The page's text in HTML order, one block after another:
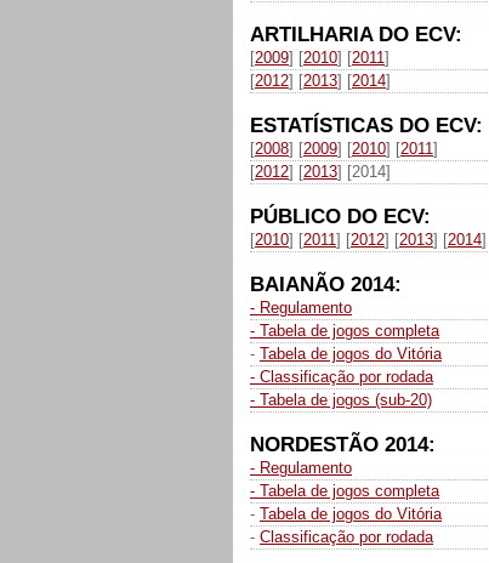
ARTILHARIA DO ECV:
[2009] [2010] [2011]
[2012] [2013] [2014]
ESTATÍSTICAS DO ECV:
[2008] [2009] [2010] [2011]
[2012] [2013] [2014]
PÚBLICO DO ECV:
[2010] [2011] [2012] [2013] [2014]
BAIANÃO 2014:
- Regulamento
- Tabela de jogos completa
- Tabela de jogos do Vitória
- Classificação por rodada
- Tabela de jogos (sub-20)
NORDESTÃO 2014:
- Regulamento
- Tabela de jogos completa
- Tabela de jogos do Vitória
- Classificação por rodada